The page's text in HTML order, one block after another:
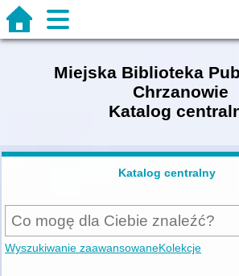
Miejska Biblioteka
Chrzanowie
Katalog
Katalog centralny
Wyszukiwanie zaawansowaneKolekcje